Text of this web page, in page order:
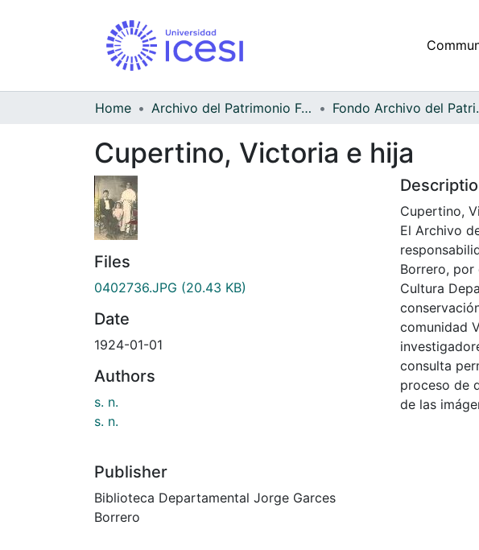
Home Archivo del Patrimonio Fotográfico y Fílmico del Valle del Cauca Fondo
Cupertino, Victoria e hija
Files
0402736.JPG (20.43 KB)
Date
1924-01-01
Authors
s. n.
s. n.
Publisher
Biblioteca Departamental Jorge Garces
Borrero
Cupertino,
El Archivo
Borrero,
Cultura
comunidad
consulta
proceso de
de las